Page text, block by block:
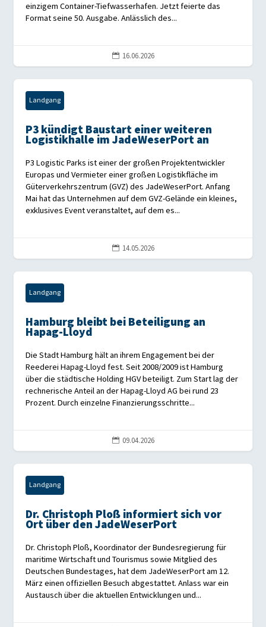
einzigem Container-Tiefwasserhafen. Jetzt feierte das
Format seine 50. Ausgabe. Anlässlich des...
 16.06.2026
Landgang
P3 kündigt Baustart einer weiteren
Logistikhalle im JadeWeserPort an
P3 Logistic Parks ist einer der großen Projektentwickler
Europas und Vermieter einer großen Logistikfläche im
Güterverkehrszentrum (GVZ) des JadeWeserPort. Anfang
Mai hat das Unternehmen auf dem GVZ-Gelände ein kleines,
exklusives Event veranstaltet, auf dem es...
 14.05.2026
Landgang
Hamburg bleibt bei Beteiligung an
Hapag-Lloyd
Die Stadt Hamburg hält an ihrem Engagement bei der
Reederei Hapag-Lloyd fest. Seit 2008/2009 ist Hamburg
über die städtische Holding HGV beteiligt. Zum Start lag der
rechnerische Anteil an der Hapag-Lloyd AG bei rund 23
Prozent. Durch einzelne Finanzierungsschritte...
 09.04.2026
Landgang
Dr. Christoph Ploß informiert sich vor
Ort über den JadeWeserPort
Dr. Christoph Ploß, Koordinator der Bundesregierung für
maritime Wirtschaft und Tourismus sowie Mitglied des
Deutschen Bundestages, hat dem JadeWeserPort am 12.
März einen offiziellen Besuch abgestattet. Anlass war ein
Austausch über die aktuellen Entwicklungen und...